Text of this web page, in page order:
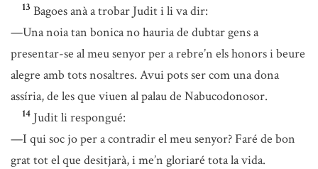
13 Bagoes anà a trobar Judit i li va dir:
—Una noia tan bonica no hauria de dubtar gens a
presentar-se al meu senyor per a rebre’n els honors i beure
alegre amb tots nosaltres. Avui pots ser com una dona
assíria, de les que viuen al palau de Nabucodonosor.
14 Judit li respongué:
—I qui soc jo per a contradir el meu senyor? Faré de bon
grat tot el que desitjarà, i me’n gloriaré tota la vida.